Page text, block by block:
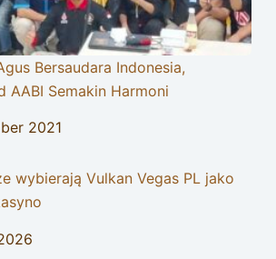
Bersaudara Indonesia,
AABI Semakin Harmoni
2021
wybierają Vulkan Vegas PL jako